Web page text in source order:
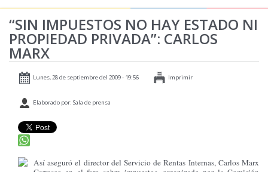
LA ASAMBLEA
LEGISLAMOS
FISCALIZAMOS
PRENSA
PARTICIPACIÓN
RELACIONES INTERNACIONALES
AGENDA
“SIN IMPUESTOS NO HAY ESTADO NI
PROPIEDAD PRIVADA”: CARLOS
MARX
Lunes, 28 de septiembre del 2009 - 19:56 Imprimir
Elaborado por: Sala de prensa
Así aseguró el director del Servicio de Rentas Internas, Carlos Marx